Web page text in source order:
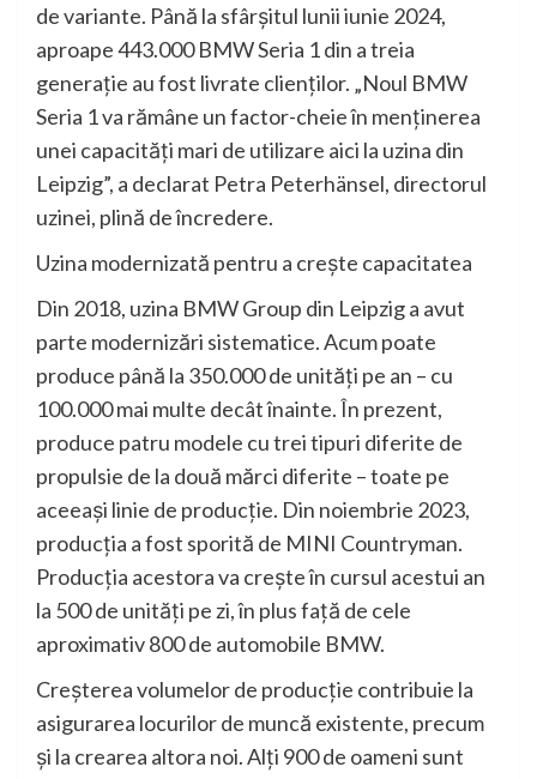
de variante. Până la sfârşitul lunii iunie 2024,
aproape 443.000 BMW Seria 1 din a treia
generaţie au fost livrate clienţilor. „Noul BMW
Seria 1 va rămâne un factor-cheie în menţinerea
unei capacităţi mari de utilizare aici la uzina din
Leipzig”, a declarat Petra Peterhänsel, directorul
uzinei, plină de încredere.
Uzina modernizată pentru a creşte capacitatea
Din 2018, uzina BMW Group din Leipzig a avut
parte modernizări sistematice. Acum poate
produce până la 350.000 de unităţi pe an – cu
100.000 mai multe decât înainte. În prezent,
produce patru modele cu trei tipuri diferite de
propulsie de la două mărci diferite – toate pe
aceeaşi linie de producţie. Din noiembrie 2023,
producţia a fost sporită de MINI Countryman.
Producţia acestora va creşte în cursul acestui an
la 500 de unităţi pe zi, în plus faţă de cele
aproximativ 800 de automobile BMW.
Creşterea volumelor de producţie contribuie la
asigurarea locurilor de muncă existente, precum
şi la crearea altora noi. Alţi 900 de oameni sunt